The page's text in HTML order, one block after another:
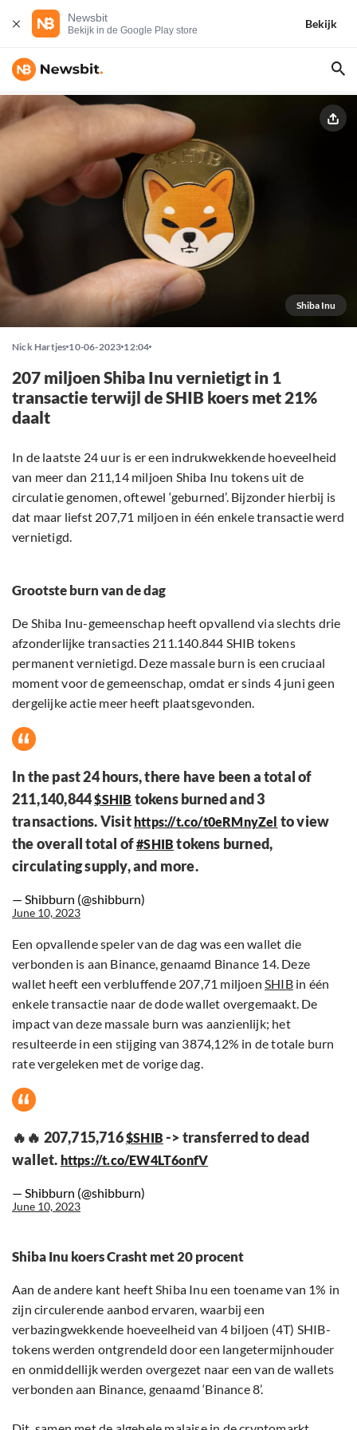
Newsbit
Bekijk in de Google Play store
Bekijk
Shiba Inu
Nick Hartjes 10-06-2023 12:04
207 miljoen Shiba Inu vernietigt in 1
transactie terwijl de SHIB koers met 21%
daalt
In de laatste 24 uur is er een indrukwekkende hoeveelheid
van meer dan 211,14 miljoen Shiba Inu tokens uit de
circulatie genomen, oftewel ‘geburned’. Bijzonder hierbij is
dat maar liefst 207,71 miljoen in één enkele transactie werd
vernietigd.
Grootste burn van de dag
De Shiba Inu-gemeenschap heeft opvallend via slechts drie
afzonderlijke transacties 211.140.844 SHIB tokens
permanent vernietigd. Deze massale burn is een cruciaal
moment voor de gemeenschap, omdat er sinds 4 juni geen
dergelijke actie meer heeft plaatsgevonden.
In the past 24 hours, there have been a total of
211,140,844$SHIB tokens burned and 3
transactions. Visit https://t.co/t0eRMnyZel to view
the overall total of#SHIB tokens burned,
circulating supply, and more.
— Shibburn (@shibburn)
June 10, 2023
Een opvallende speler van de dag was een wallet die
verbonden is aan Binance, genaamd Binance 14. Deze
wallet heeft een verbluffende 207,71 miljoenSHIBin één
enkele transactie naar de dode wallet overgemaakt. De
impact van deze massale burn was aanzienlijk; het
resulteerde in een stijging van 3874,12% in de totale burn
rate vergeleken met de vorige dag.
🔥🔥 207,715,716$SHIB -> transferred to dead
wallet. https://t.co/EW4LT6onfV
— Shibburn (@shibburn)
June 10, 2023
Shiba Inu koers Crasht met 20 procent
Aan de andere kant heeft Shiba Inu een toename van 1% in
zijn circulerende aanbod ervaren, waarbij een
verbazingwekkende hoeveelheid van 4 biljoen (4T) SHIB-
tokens werden ontgrendeld door een langetermijnhouder
en onmiddellijk werden overgezet naar een van de wallets
verbonden aan Binance, genaamd ‘Binance 8’.